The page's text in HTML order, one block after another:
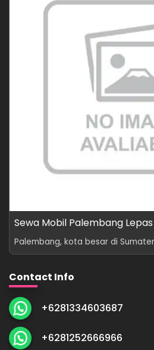
Sewa Mobil Palembang
Palembang, kota besar di
Contact Info
+6281334603687
+6281252666966